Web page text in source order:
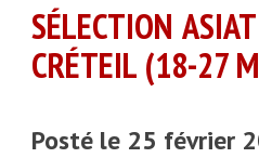
SÉLECTION
CRÉTEIL (18-27
Posté le 25 février